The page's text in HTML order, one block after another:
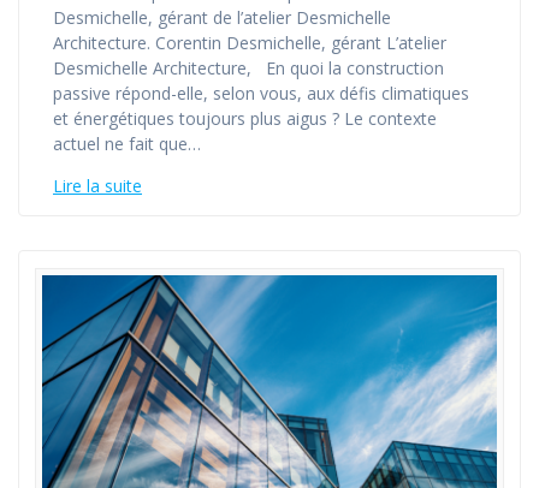
Desmichelle, gérant de l’atelier Desmichelle
Architecture. Corentin Desmichelle, gérant L’atelier
Desmichelle Architecture, En quoi la construction
passive répond-elle, selon vous, aux défis climatiques
et énergétiques toujours plus aigus ? Le contexte
actuel ne fait que…
Lire la suite